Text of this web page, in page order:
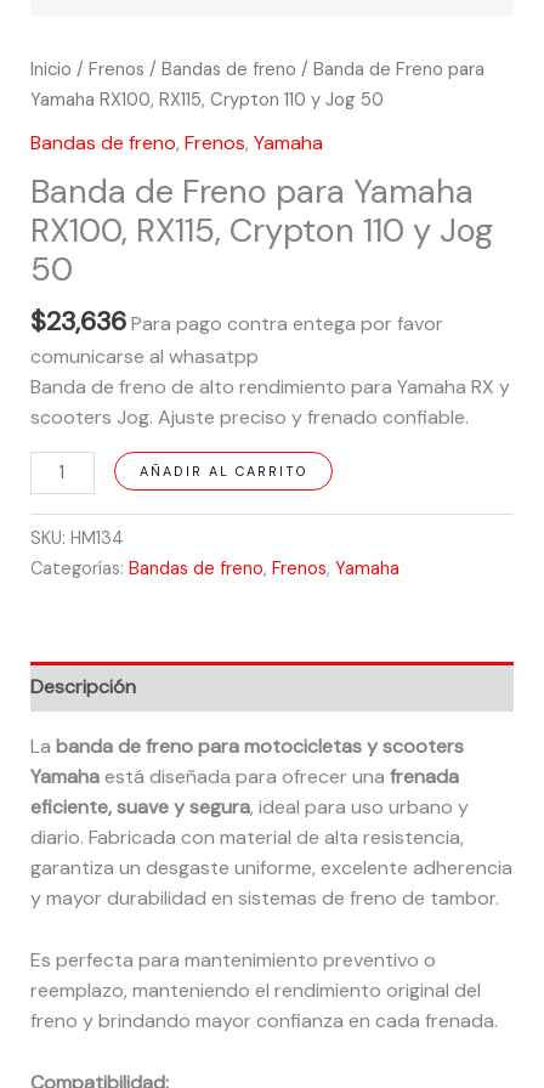
Inicio / Frenos / Bandas de freno / Banda de Freno para
Yamaha RX100, RX115, Crypton 110 y Jog 50
Bandas de freno, Frenos, Yamaha
Banda de Freno para Yamaha
RX100, RX115, Crypton 110 y Jog
50
$23,636 Para pago contra entega por favor
comunicarse al whasatpp
Banda de freno de alto rendimiento para Yamaha RX y
scooters Jog. Ajuste preciso y frenado confiable.
AÑADIR AL CARRITO
SKU: HM134
Categorías: Bandas de freno, Frenos, Yamaha
Descripción
La banda de freno para motocicletas y scooters
Yamahaestá diseñada para ofrecer una frenada
eficiente, suave y segura, ideal para uso urbano y
diario. Fabricada con material de alta resistencia,
garantiza un desgaste uniforme, excelente adherencia
y mayor durabilidad en sistemas de freno de tambor.
Es perfecta para mantenimiento preventivo o
reemplazo, manteniendo el rendimiento original del
freno y brindando mayor confianza en cada frenada.
Compatibilidad: